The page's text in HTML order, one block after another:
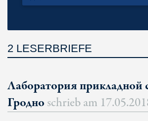
2 LESERBRIEFE
Лаборатория прикладной
Гродно schrieb am